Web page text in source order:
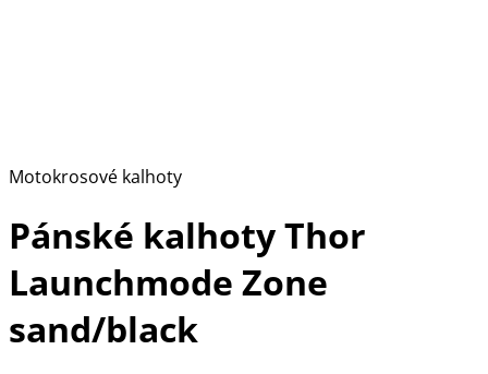
Motokrosové kalhoty
Pánské kalhoty Thor
Launchmode Zone
sand/black